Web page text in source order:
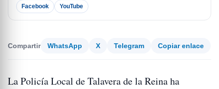
Facebook
YouTube
Compartir WhatsApp X Telegram Copiar enlace
La Policía Local de Talavera de la Reina ha